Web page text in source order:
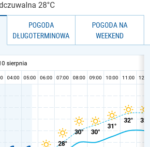
28°C
POGODA
DŁUGOTERMINOWA
POGODA NA
WEEKEND